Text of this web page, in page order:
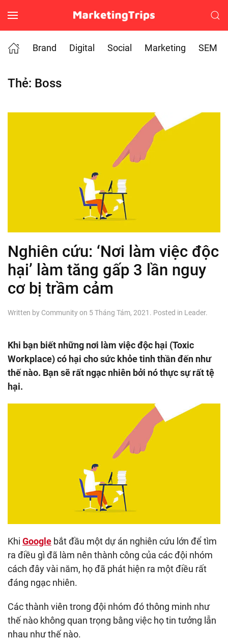
Skip to main content
Brand
Digital Social Marketing SEM
Thẻ: Boss
Nghiên cứu: ‘Nơi làm việc độc
hại’ làm tăng gấp 3 lần nguy
cơ bị trầm cảm
Written by Communityon 5 Tháng Tám, 2021 . Posted in Leader.
Khi bạn biết những nơi làm việc độc hại (Toxic
Workplace) có hại cho sức khỏe tinh thần đến như
thế nào. Bạn sẽ rất ngạc nhiên bởi nó thực sự rất tệ
hại.
Khi Google bắt đầu một dự án nghiên cứu lớn để tìm
ra điều gì đã làm nên thành công của các đội nhóm
cách đây vài năm, họ đã phát hiện ra một điều rất
đáng ngạc nhiên.
Các thành viên trong đội nhóm đó thông minh như
thế nào không quan trọng bằng việc họ tin tưởng lẫn
nhau như thế nào.